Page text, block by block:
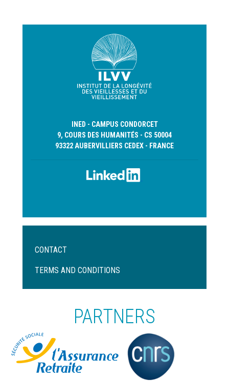
INED - CAMPUS CONDORCET
9, COURS DES HUMANITÉS - CS 50004
93322 AUBERVILLIERS CEDEX - FRANCE
Menu
de
CONTACT
TERMS AND CONDITIONS
PARTNERS